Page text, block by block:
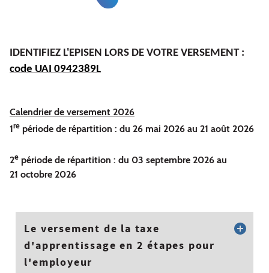
IDENTIFIEZ L'EPISEN LORS DE VOTRE VERSEMENT :
code UAI 0942389L
Calendrier de versement 2026
1re période de répartition : du 26 mai 2026 au 21 août 2026
2e période de répartition : du 03 septembre 2026 au
21 octobre 2026
Le versement de la taxe
d'apprentissage en 2 étapes pour
l'employeur